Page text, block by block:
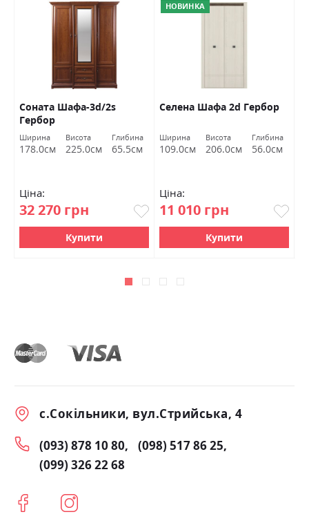
Соната Шафа-3d/2s
Гербор
Ширина
178.0см
Висота
225.0см
Глибина
65.5см
Ціна:
32 270 грн
Купити
НОВИНКА
Селена Шафа 2d Гербор
Ширина
109.0см
Висота
206.0см
Глибина
56.0см
Ціна:
11 010 грн
Купити
с.Сокільники, вул.Стрийська, 4
(093) 878 10 80
(098) 517 86 25
(099) 326 22 68